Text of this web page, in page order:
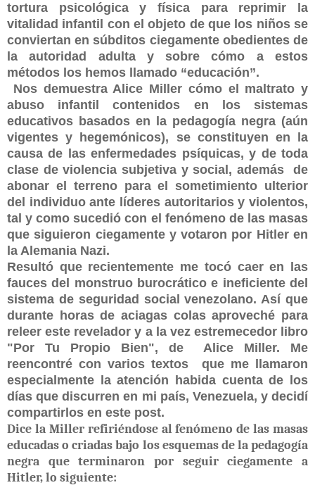
tortura psicológica y física para reprimir la
vitalidad infantil con el objeto de que los niños se
conviertan en súbditos ciegamente obedientes de
la autoridad adulta y sobre cómo a estos
métodos los hemos llamado “educación”.
Nos demuestra Alice Miller cómo el maltrato y
abuso infantil contenidos en los sistemas
educativos basados en la pedagogía negra (aún
vigentes y hegemónicos), se constituyen en la
causa de las enfermedades psíquicas, y de toda
clase de violencia subjetiva y social, además
de
abonar el terreno para el sometimiento ulterior
del individuo ante líderes autoritarios y violentos,
tal y como sucedió con el fenómeno de las masas
que siguieron ciegamente y votaron por Hitler en
la Alemania Nazi.
Resultó que recientemente me tocó caer en las
fauces del monstruo burocrático e ineficiente del
sistema de seguridad social venezolano. Así que
durante horas de aciagas colas aproveché para
releer este revelador y a la vez estremecedor libro
"Por Tu Propio Bien", de
Alice Miller. Me
reencontré con varios textos
que me llamaron
especialmente la atención habida cuenta de los
días que discurren en mi país, Venezuela, y decidí
compartirlos en este post.
Dice la Miller refiriéndose al fenómeno de las masas
educadas o criadas bajo los esquemas de la pedagogía
negra que terminaron por seguir ciegamente a
Hitler, lo siguiente: